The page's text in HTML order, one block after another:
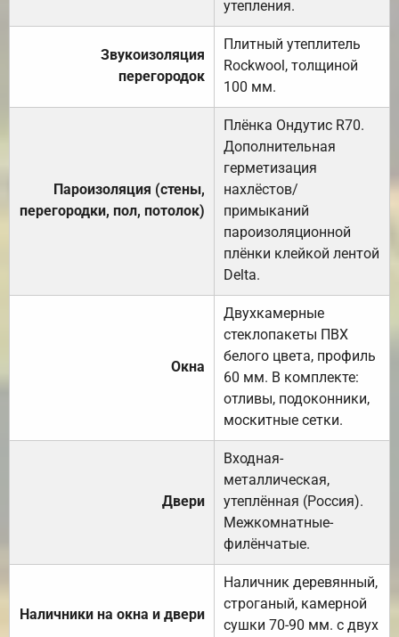
утепления.
Звукоизоляция
перегородок
Плитный утеплитель
Rockwool, толщиной
100 мм.
Пароизоляция (стены,
перегородки, пол, потолок)
Плёнка Ондутис R70.
Дополнительная
герметизация
нахлёстов/
примыканий
пароизоляционной
плёнки клейкой лентой
Delta.
Окна
Двухкамерные
стеклопакеты ПВХ
белого цвета, профиль
60 мм. В комплекте:
отливы, подоконники,
москитные сетки.
Двери
Входная-
металлическая,
утеплённая (Россия).
Межкомнатные-
филёнчатые.
Наличники на окна и двери
Наличник деревянный,
строганый, камерной
сушки 70-90 мм. с двух